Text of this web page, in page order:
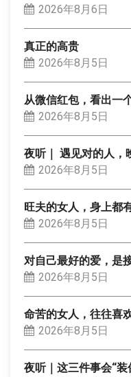
2026年8月6日
真正的高贵
2026年8月5日
从微信红包，看出一
2026年8月5日
夜听｜ 遇见对的人，
2026年8月5日
旺夫的女人，身上都
2026年8月5日
对自己最好的爱，是
2026年8月5日
命苦的女人，往往喜
2026年8月5日
夜听｜这三件事会“